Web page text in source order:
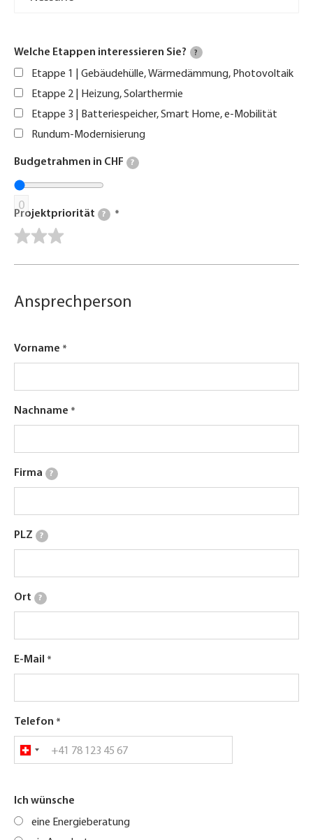
Welche Etappen interessieren Sie? ?
Etappe 1 | Gebäudehülle, Wärmedämmung, Photovoltaik
Etappe 2 | Heizung, Solarthermie
Etappe 3 | Batteriespeicher, Smart Home, e-Mobilität
Rundum-Modernisierung
Budgetrahmen in CHF ?
0
Projektpriorität ?
Ansprechperson
Vorname
Nachname
Firma ?
PLZ ?
Ort ?
E-Mail
Telefon
Ich wünsche
eine Energieberatung